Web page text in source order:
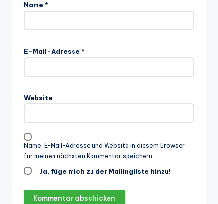
Name *
E-Mail-Adresse *
Website
Name, E-Mail-Adresse und Website in diesem Browser
für meinen nächsten Kommentar speichern.
Ja, füge mich zu der Mailingliste hinzu!